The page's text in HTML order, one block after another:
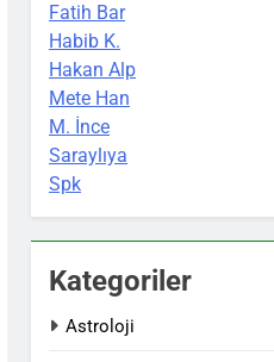
Fatih Bar
Habib K.
Hakan Alp
Mete Han
M. İnce
Saraylıya
Spk
Kategoriler
Astroloji